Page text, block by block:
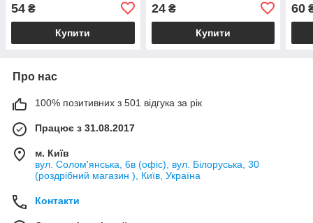
54 ₴
Купити
24₴
Купити
60
Про нас
100% позитивних з 501 відгука за рік
Працює з 31.08.2017
м. Київ
вул. Солом'янська, 6в (офіс), вул. Білоруська, 30
(роздрібний магазин ), Київ, Україна
Контакти